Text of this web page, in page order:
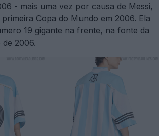
- mais uma vez por causa de Messi,
Copa do Mundo em 2006. Ela
19 gigante na frente, na fonte da
2006.